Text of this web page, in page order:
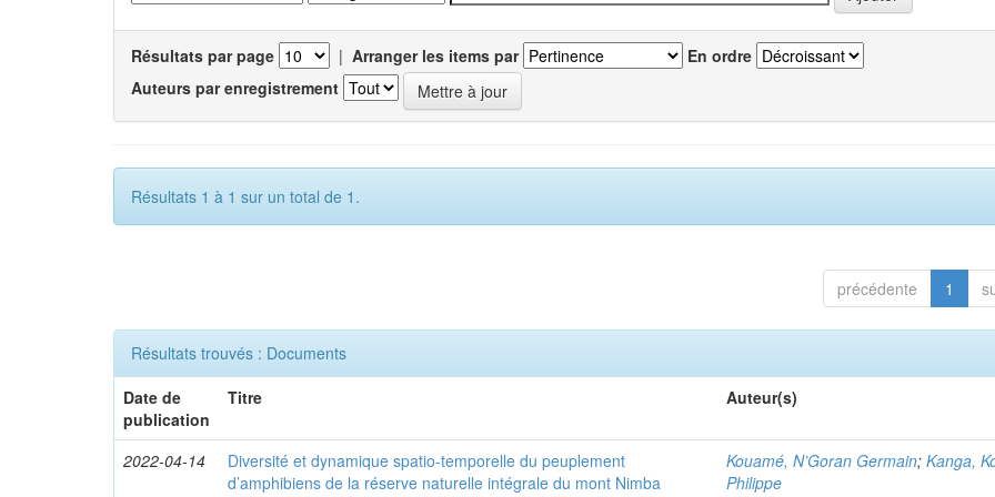
Résultats par page | Arranger les items par
En ordre
Auteurs par enregistrement
Résultats 1 à 1 sur un total de 1.
précédente 1
Résultats trouvés : Documents
Date de
publication
Titre Auteur(s)
2022-04-14
Diversité et dynamique spatio-temporelle du peuplement
d’amphibiens de la réserve naturelle intégrale du mont Nimba
Kouamé, N’Goran Germain;Kanga,
Philippe